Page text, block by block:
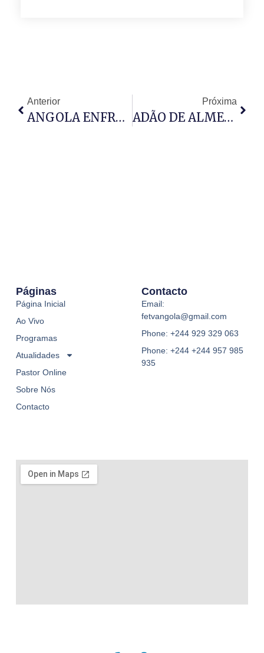
Anterior
ANGOLA ENFRENTA AMEAÇA DE MAIS DE MIL RAVINAS
Próxima
ADÃO DE ALMEIDA ASSUME PRESIDÊNCIA DA ASSEMBLEIA
Páginas
Página Inicial
Ao Vivo
Programas
Atualidades
Pastor Online
Sobre Nós
Contacto
Contacto
Email:
fetvangola@gmail.com
Phone: +244 929 329 063
Phone: +244 +244 957 985
935